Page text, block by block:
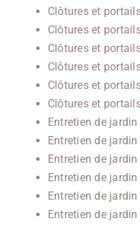
Clôtures et
Clôtures et
Clôtures et
Clôtures et
Clôtures et
Clôtures et
Entretien de
Entretien de
Entretien de
Entretien de
Entretien de
Entretien de